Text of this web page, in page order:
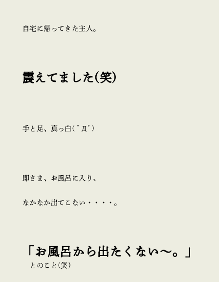
自宅に帰ってきた主人。
震えてました(笑)
手と足、真っ白( ﾟДﾟ)
即さま、お風呂に入り、
なかなか出てこない・・・・。
「お風呂から出たくない～。」
とのこと(笑)